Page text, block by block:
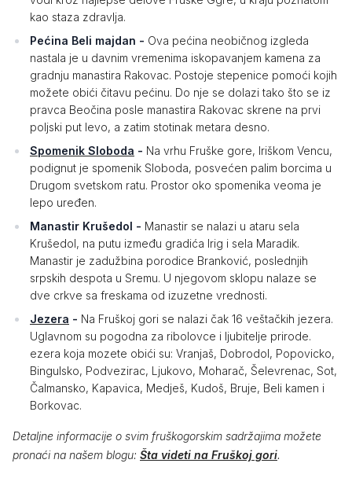
kao staza zdravlja.
Pećina Beli majdan - Ova pećina neobičnog izgleda
nastala je u davnim vremenima iskopavanjem kamena za
gradnju manastira Rakovac. Postoje stepenice pomoći kojih
možete obići čitavu pećinu. Do nje se dolazi tako što se iz
pravca Beočina posle manastira Rakovac skrene na prvi
poljski put levo, a zatim stotinak metara desno.
Spomenik Sloboda - Na vrhu Fruške gore, Iriškom Vencu,
podignut je spomenik Sloboda, posvećen palim borcima u
Drugom svetskom ratu. Prostor oko spomenika veoma je
lepo uređen.
Manastir Krušedol - Manastir se nalazi u ataru sela
Krušedol, na putu između gradića Irig i sela Maradik.
Manastir je zadužbina porodice Branković, poslednjih
srpskih despota u Sremu. U njegovom sklopu nalaze se
dve crkve sa freskama od izuzetne vrednosti.
Jezera - Na Fruškoj gori se nalazi čak 16 veštačkih jezera.
Uglavnom su pogodna za ribolovce i ljubitelje prirode.
ezera koja mozete obići su: Vranjaš, Dobrodol, Popovicko,
Bingulsko, Podvezirac, Ljukovo, Moharač, Šelevrenac, Sot,
Čalmansko, Kapavica, Medješ, Kudoš, Bruje, Beli kamen i
Borkovac.
Detaljne informacije o svim fruškogorskim sadržajima možete
pronaći na našem blogu: Šta videti na Fruškoj gori.